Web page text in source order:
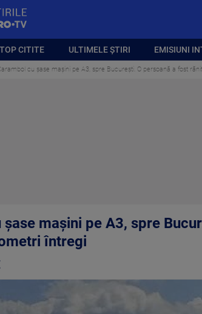
TOP CITITE ULTIMELE ȘTIRI EMISIUNI
cu șase mașini pe A3, spre București. O persoană a fost
șase mașini pe A3, spre
întregi